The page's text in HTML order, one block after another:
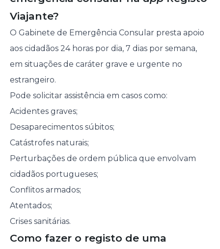
Viajante?
O Gabinete de Emergência Consular presta apoio
aos cidadãos 24 horas por dia, 7 dias por semana,
em situações de caráter grave e urgente no
estrangeiro.
Pode solicitar assistência em casos como:
Acidentes graves;
Desaparecimentos súbitos;
Catástrofes naturais;
Perturbações de ordem pública que envolvam
cidadãos portugueses;
Conflitos armados;
Atentados;
Crises sanitárias.
Como fazer o registo de uma